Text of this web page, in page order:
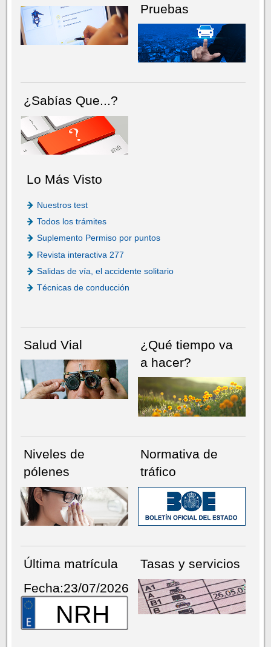
Pruebas
¿Sabías Que...?
Lo Más Visto
Nuestros test
Todos los trámites
Suplemento Permiso por puntos
Revista interactiva 277
Salidas de vía, el accidente solitario
Técnicas de conducción
Salud Vial
¿Qué tiempo va
a hacer?
Niveles de
pólenes
Normativa de
tráfico
Última matrícula
Fecha:23/07/2026
NRH
Tasas y servicios